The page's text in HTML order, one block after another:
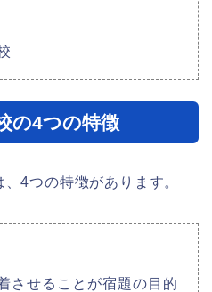
の4つの特徴
4つの特徴があります。
させることが宿題の目的